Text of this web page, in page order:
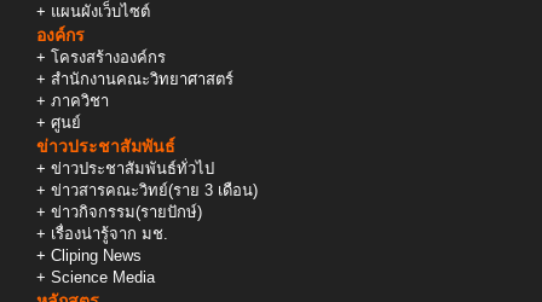
+ แผนผังเว็บไซต์
องค์กร
+ โครงสร้างองค์กร
+ สำนักงานคณะวิทยาศาสตร์
+ ภาควิชา
+ ศูนย์
ข่าวประชาสัมพันธ์
+ ข่าวประชาสัมพันธ์ทั่วไป
+ ข่าวสารคณะวิทย์(ราย 3 เดือน)
+ ข่าวกิจกรรม(รายปักษ์)
+ เรื่องน่ารู้จาก มช.
+ Cliping News
+ Science Media